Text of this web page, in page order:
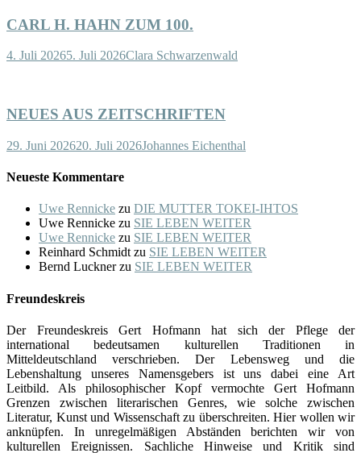
CARL H. HAHN ZUM 100.
4. Juli 20265. Juli 2026Clara Schwarzenwald
NEUES AUS ZEITSCHRIFTEN
29. Juni 202620. Juli 2026Johannes Eichenthal
Neueste Kommentare
Uwe Rennicke zu DIE MUTTER TOKEI-IHTOS
Uwe Rennicke zu SIE LEBEN WEITER
Uwe Rennicke zu SIE LEBEN WEITER
Reinhard Schmidt zu SIE LEBEN WEITER
Bernd Lucknerzu SIE LEBEN WEITER
Freundeskreis
Der Freundeskreis Gert Hofmann hat sich der Pflege der
international bedeutsamen kulturellen Traditionen in
Mitteldeutschland verschrieben. Der Lebensweg und die
Lebenshaltung unseres Namensgebers ist uns dabei eine Art
Leitbild. Als philosophischer Kopf vermochte Gert Hofmann
Grenzen zwischen literarischen Genres, wie solche zwischen
Literatur, Kunst und Wissenschaft zu überschreiten. Hier wollen wir
anknüpfen. In unregelmäßigen Abständen berichten wir von
kulturellen Ereignissen. Sachliche Hinweise und Kritik sind